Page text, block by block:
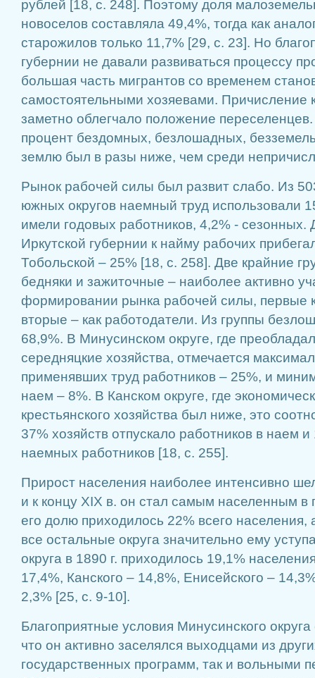
рублей [18, с. 248]. Поэтому доля
новоселов составляла 49,4%, тогда как
старожилов только 11,7% [29, с. 23]. Но
губернии не давали развиваться процессу
большая часть мигрантов со временем
самостоятельными хозяевами. Причисление
заметно облегчало положение
процент бездомных, безлошадных,
землю был в разы ниже, чем среди
Рынок рабочей силы был развит слабо. Из
южных округов наемный труд использовали
имели годовых работников, 4,2% - сезонных.
Иркутской губернии к найму рабочих
Тобольской – 25% [18, с. 258]. Две крайние
бедняки и зажиточные – наиболее активно
формировании рынка рабочей силы, первые
вторые – как работодатели. Из группы
68,9%. В Минусинском округе, где
середняцкие хозяйства, отмечается
применявших труд работников – 25%, и
наем – 8%. В Канском округе, где
крестьянского хозяйства был ниже, это
37% хозяйств отпускало работников в наем
наемных работников [18, с. 255].
Прирост населения наиболее интенсивно
и к концу XIX в. он стал самым населенным в
его долю приходилось 22% всего населения,
все остальные округа значительно ему
округа в 1890 г. приходилось 19,1%
17,4%, Канского – 14,8%, Енисейского –
2,3% [25, с. 9-10].
Благоприятные условия Минусинского
что он активно заселялся выходцами из
государственных программ, так и вольными